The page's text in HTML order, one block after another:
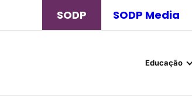
SODP SODP Media
Educação